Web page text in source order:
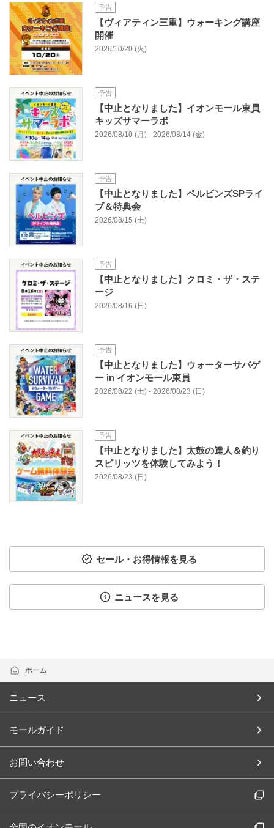
予告
【ヴィアティン三重】ウォーキング講座
開催
2026/10/20 (火)
予告
【中止となりました】イオンモール東員
キッズサマーラボ
2026/08/10 (月) - 2026/08/14 (金)
予告
【中止となりました】ペルピンズSPライ
ブ＆特典会
2026/08/15 (土)
予告
【中止となりました】クロミ・ザ・ステ
ージ
2026/08/16 (日)
予告
【中止となりました】ウォーターサバゲ
ー in イオンモール東員​
2026/08/22 (土) - 2026/08/23 (日)
予告
【中止となりました】太鼓の達人＆釣り
スピリッツを体験してみよう！
2026/08/23 (日)
セール・お得情報を見る
ニュースを見る
ホーム
ニュース
モールガイド
お問い合わせ
プライバシーポリシー